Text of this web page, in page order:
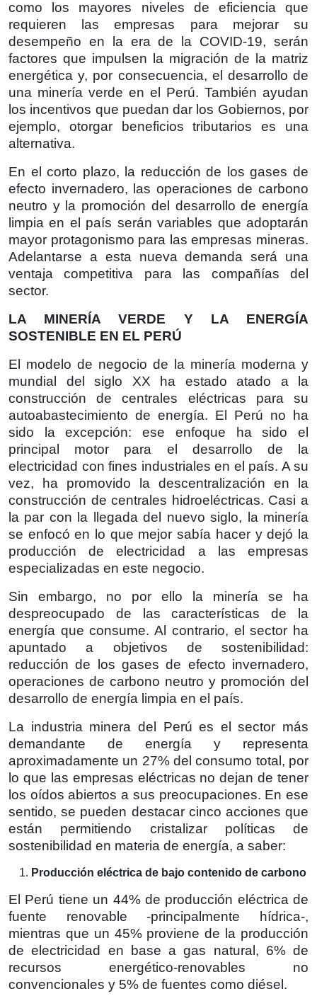
como los mayores niveles de eficiencia que
requieren las empresas para mejorar su
desempeño en la era de la COVID-19, serán
factores que impulsen la migración de la matriz
energética y, por consecuencia, el desarrollo de
una minería verde en el Perú. También ayudan
los incentivos que puedan dar los Gobiernos, por
ejemplo, otorgar beneficios tributarios es una
alternativa.
En el corto plazo, la reducción de los gases de
efecto invernadero, las operaciones de carbono
neutro y la promoción del desarrollo de energía
limpia en el país serán variables que adoptarán
mayor protagonismo para las empresas mineras.
Adelantarse a esta nueva demanda será una
ventaja competitiva para las compañías del
sector.
LA MINERÍA VERDE Y LA ENERGÍA
SOSTENIBLE EN EL PERÚ
El modelo de negocio de la minería moderna y
mundial del siglo XX ha estado atado a la
construcción de centrales eléctricas para su
autoabastecimiento de energía. El Perú no ha
sido la excepción: ese enfoque ha sido el
principal motor para el desarrollo de la
electricidad con fines industriales en el país. A su
vez, ha promovido la descentralización en la
construcción de centrales hidroeléctricas. Casi a
la par con la llegada del nuevo siglo, la minería
se enfocó en lo que mejor sabía hacer y dejó la
producción de electricidad a las empresas
especializadas en este negocio.
Sin embargo, no por ello la minería se ha
despreocupado de las características de la
energía que consume. Al contrario, el sector ha
apuntado a objetivos de sostenibilidad:
reducción de los gases de efecto invernadero,
operaciones de carbono neutro y promoción del
desarrollo de energía limpia en el país.
La industria minera del Perú es el sector más
demandante de energía y representa
aproximadamente un 27% del consumo total, por
lo que las empresas eléctricas no dejan de tener
los oídos abiertos a sus preocupaciones. En ese
sentido, se pueden destacar cinco acciones que
están permitiendo cristalizar políticas de
sostenibilidad en materia de energía, a saber:
Producción eléctrica de bajo contenido de carbono
El Perú tiene un 44% de producción eléctrica de
fuente renovable -principalmente hídrica-,
mientras que un 45% proviene de la producción
de electricidad en base a gas natural, 6% de
recursos energético-renovables no
convencionales y 5% de fuentes como diésel.